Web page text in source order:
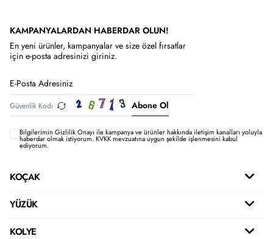
KAMPANYALARDAN HABERDAR OLUN!
En yeni ürünler, kampanyalar ve size özel fırsatlar
için e-posta adresinizi giriniz.
Abone Ol
Bilgilerimin Gizlilik Onayı ile kampanya ve ürünler hakkında iletişim kanalları yoluyla
haberdar olmak istiyorum.KVKK mevzuatına uygun şekilde işlenmesini kabul
ediyorum.
KOÇAK
YÜZÜK
KOLYE